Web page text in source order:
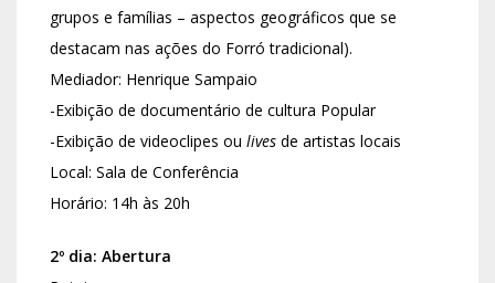
grupos e famílias – aspectos geográficos que se
destacam nas ações do Forró tradicional).
Mediador: Henrique Sampaio
-Exibição de documentário de cultura Popular
-Exibição de videoclipes ou lives de artistas locais
Local: Sala de Conferência
Horário: 14h às 20h
2º dia: Abertura